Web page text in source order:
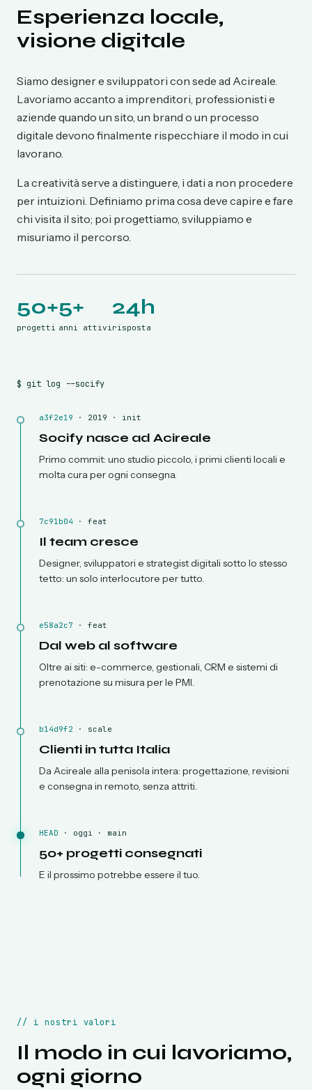
Esperienza locale,
visione digitale
Siamo designer e sviluppatori con sede ad Acireale.
Lavoriamo accanto a imprenditori, professionisti e
aziende quando un sito, un brand o un processo
digitale devono finalmente rispecchiare il modo in cui
lavorano.
La creatività serve a distinguere, i dati a non procedere
per intuizioni. Definiamo prima cosa deve capire e fare
chi visita il sito; poi progettiamo, sviluppiamo e
misuriamo il percorso.
50+
progetti
5+
anni attivi
24h
risposta
$ git log --socify
a3f2e19 · 2019 · init
Socify nasce ad Acireale
Primo commit: uno studio piccolo, i primi clienti locali e
molta cura per ogni consegna.
7c91b04 · feat
Il team cresce
Designer, sviluppatori e strategist digitali sotto lo stesso
tetto: un solo interlocutore per tutto.
e58a2c7 · feat
Dal web al software
Oltre ai siti: e-commerce, gestionali, CRM e sistemi di
prenotazione su misura per le PMI.
b14d9f2 · scale
Clienti in tutta Italia
Da Acireale alla penisola intera: progettazione, revisioni
e consegna in remoto, senza attriti.
HEAD · oggi · main
50+ progetti consegnati
E il prossimo potrebbe essere il tuo.
// i nostri valori
Il modo in cui lavoriamo,
ogni giorno